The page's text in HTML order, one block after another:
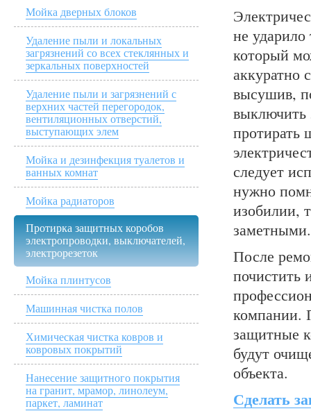
Мойка дверных блоков
Удаление пыли и локальных
загрязнений со всех стеклянных и
зеркальных поверхностей
Удаление пыли и загрязнений с
верхних частей перегородок,
вентиляционных отверстий,
выступающих элем
Мойка и дезинфекция туалетов и
ванных комнат
Мойка радиаторов
Протирка защитных коробов
электропроводки, выключателей,
электрорезеток
Мойка плинтусов
Машинная чистка полов
Химическая чистка ковров и
ковровых покрытий
Нанесение защитного покрытия
на гранит, мрамор, линолеум,
паркет, ламинат
не
который
аккуратно
высушив,
выключить
протирать
следует
нужно
изобилии,
заметными.
После
почистить
компании.
защитные
будут
объекта.
Сделать